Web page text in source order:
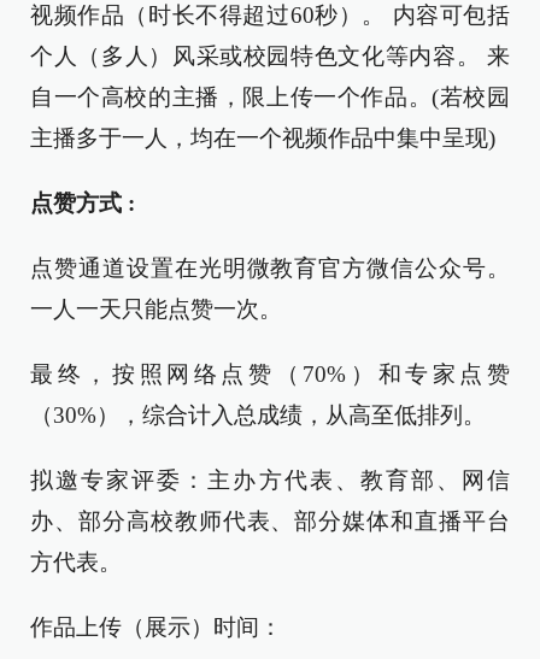
视频作品（时长不得超过60秒）。 内容可包括
个人（多人）风采或校园特色文化等内容。 来
自一个高校的主播，限上传一个作品。(若校园
主播多于一人，均在一个视频作品中集中呈现)
点赞方式 :
点赞通道设置在光明微教育官方微信公众号。
一人一天只能点赞一次。
最终，按照网络点赞（70%）和专家点赞
（30%），综合计入总成绩，从高至低排列。
拟邀专家评委：主办方代表、教育部、网信
办、部分高校教师代表、部分媒体和直播平台
方代表。
作品上传（展示）时间：